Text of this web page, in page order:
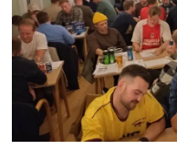
harald
brynjulfsen